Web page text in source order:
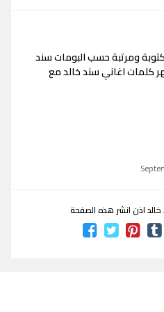
ومرتبة حسب البومات سند
كلمات اغاني سند خالد مع
اذن انشر هذه الصفحة